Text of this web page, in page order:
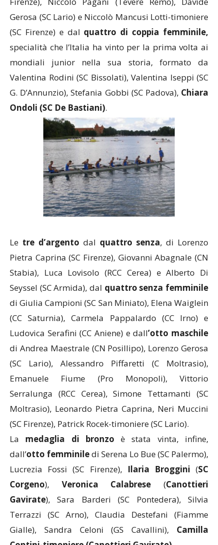
Gerosa (SC Lario) e Niccolò Mancusi Lotti-timoniere
(SC Firenze) e dal quattro di coppia femminile,
specialità che l’Italia ha vinto per la prima volta ai
mondiali junior nella sua storia, formato da
Valentina Rodini (SC Bissolati), Valentina Iseppi (SC
G. D’Annunzio), Stefania Gobbi (SC Padova), Chiara
Ondoli (SC De Bastiani).
Le tre d’argento dal quattro senza, di Lorenzo
Pietra Caprina (SC Firenze), Giovanni Abagnale (CN
Stabia), Luca Lovisolo (RCC Cerea) e Alberto Di
Seyssel (SC Armida), dal quattro senza femminile
di Giulia Campioni (SC San Miniato), Elena Waiglein
(CC Saturnia), Carmela Pappalardo (CC Irno) e
Ludovica Serafini (CC Aniene) e dall’otto maschile
di Andrea Maestrale (CN Posillipo), Lorenzo Gerosa
(SC Lario), Alessandro Piffaretti (C Moltrasio),
Emanuele Fiume (Pro Monopoli), Vittorio
Serralunga (RCC Cerea), Simone Tettamanti (SC
Moltrasio), Leonardo Pietra Caprina, Neri Muccini
(SC Firenze), Patrick Rocek-timoniere (SC Lario).
La medaglia di bronzo è stata vinta, infine,
dall’otto femminiledi Serena Lo Bue (SC Palermo),
Lucrezia Fossi (SC Firenze),
Ilaria Broggini (SC
Corgeno), Veronica Calabrese (Canottieri
Gavirate), Sara Barderi (SC Pontedera), Silvia
Terrazzi (SC Arno), Claudia Destefani (Fiamme
Gialle), Sandra Celoni (GS Cavallini), Camilla